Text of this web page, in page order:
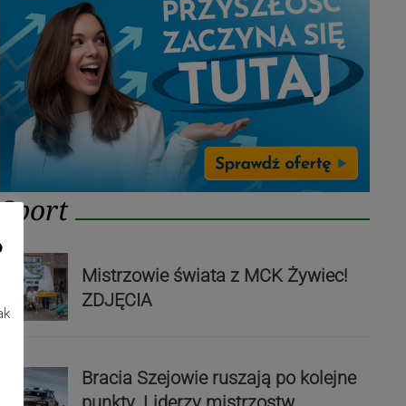
Sport
Mistrzowie świata z MCK Żywiec!
ZDJĘCIA
Bracia Szejowie ruszają po kolejne